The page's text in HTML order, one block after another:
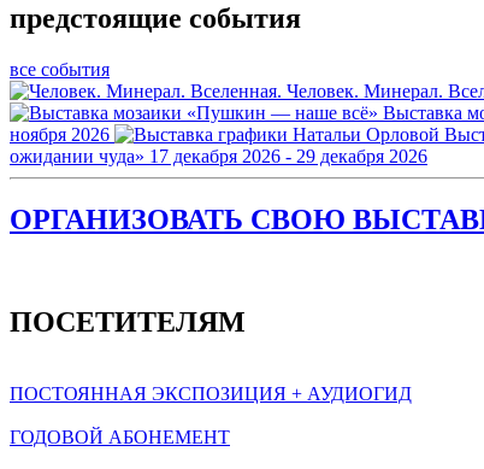
предстоящие события
все события
Человек. Минерал.
Выставка
ноября 2026
ожидании чуда» 17 декабря 2026 - 29 декабря 2026
ОРГАНИЗОВАТЬ СВОЮ
ПОСЕТИТЕЛЯМ
ПОСТОЯННАЯ ЭКСПОЗИЦИЯ + АУДИОГИД
ГОДОВОЙ АБОНЕМЕНТ